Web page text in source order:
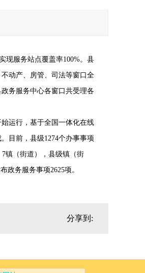
现服务站点覆盖率100%。县
动产、房管、司法等窗口全
务服务中心各窗口共受理各
运行，基于全国一体化在线
目前，县级1274个办事事项
7镇（街道），县级镇（街
政务服务事项2625项。
分享到: